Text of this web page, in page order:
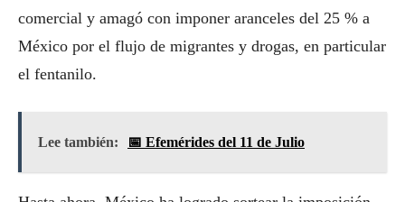
comercial y amagó con imponer aranceles del 25 % a
México por el flujo de migrantes y drogas, en particular
el fentanilo.
Lee también: 📅 Efemérides del 11 de Julio